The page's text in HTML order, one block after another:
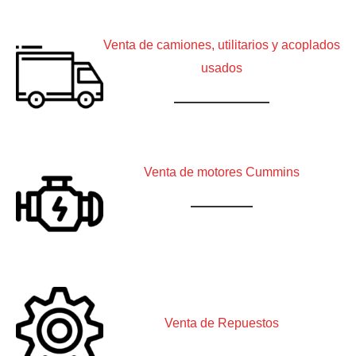
Venta de camiones, utilitarios y acoplados
usados
Venta de motores Cummins
Venta de Repuestos